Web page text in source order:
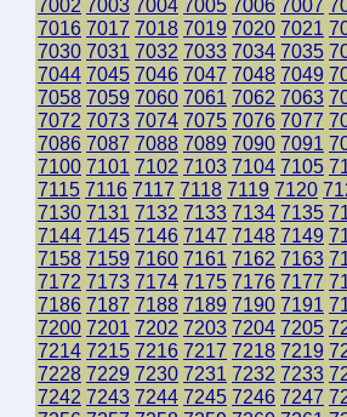
7002 7003 7004 7005 7006 7007
7016 7017 7018 7019 7020 7021
7030 7031 7032 7033 7034 7035
7044 7045 7046 7047 7048 7049
7058 7059 7060 7061 7062 7063
7072 7073 7074 7075 7076 7077
7086 7087 7088 7089 7090 7091
7100 7101 7102 7103 7104 7105
7115 7116 7117 7118 7119 7120
7130 7131 7132 7133 7134 7135
7144 7145 7146 7147 7148 7149
7158 7159 7160 7161 7162 7163
7172 7173 7174 7175 7176 7177
7186 7187 7188 7189 7190 7191
7200 7201 7202 7203 7204 7205
7214 7215 7216 7217 7218 7219
7228 7229 7230 7231 7232 7233
7242 7243 7244 7245 7246 7247